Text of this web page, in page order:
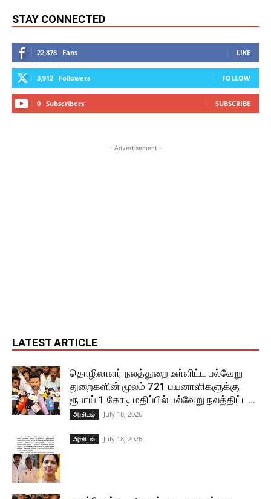
STAY CONNECTED
22,878 Fans LIKE
3,912 Followers FOLLOW
0 Subscribers SUBSCRIBE
- Advertisement -
LATEST ARTICLE
தொழிலாளர் நலத்துறை உள்ளிட்ட பல்வேறு
துறைகளின் மூலம் 721 பயனாளிகளுக்கு
ரூபாய் 1 கோடி மதிப்பில் பல்வேறு நலத்திட்ட...
அரசியல் July 18, 2026
அரசியல் July 18, 2026